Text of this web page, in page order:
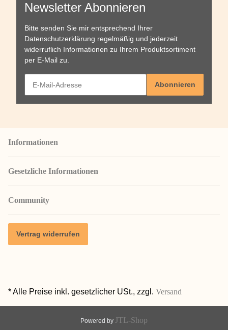
Newsletter Abonnieren
Bitte senden Sie mir entsprechend Ihrer
Datenschutzerklärung regelmäßig und jederzeit
widerruflich Informationen zu Ihrem Produktsortiment
per E-Mail zu.
Abonnieren
Informationen
Gesetzliche Informationen
Community
Vertrag widerrufen
* Alle Preise inkl. gesetzlicher USt., zzgl. Versand
Powered by JTL-Shop